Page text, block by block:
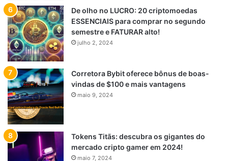
De olho no LUCRO: 20 criptomoedas
ESSENCIAIS para comprar no segundo
semestre e FATURAR alto!
julho 2, 2024
Corretora Bybit oferece bônus de boas-
vindas de $100 e mais vantagens
maio 9, 2024
Tokens Titãs: descubra os gigantes do
mercado cripto gamer em 2024!
maio 7, 2024